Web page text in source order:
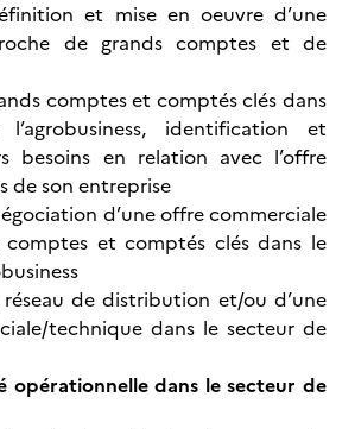
et mise en oeuvre d’une
de grands comptes et de
comptes et comptés clés dans
identification et
besoins en relation avec l’offre
de son entreprise
d’une offre commerciale
comptes et comptés clés dans le
de distribution et/ou d’une
technique dans le secteur de
opérationnelle dans le secteur de